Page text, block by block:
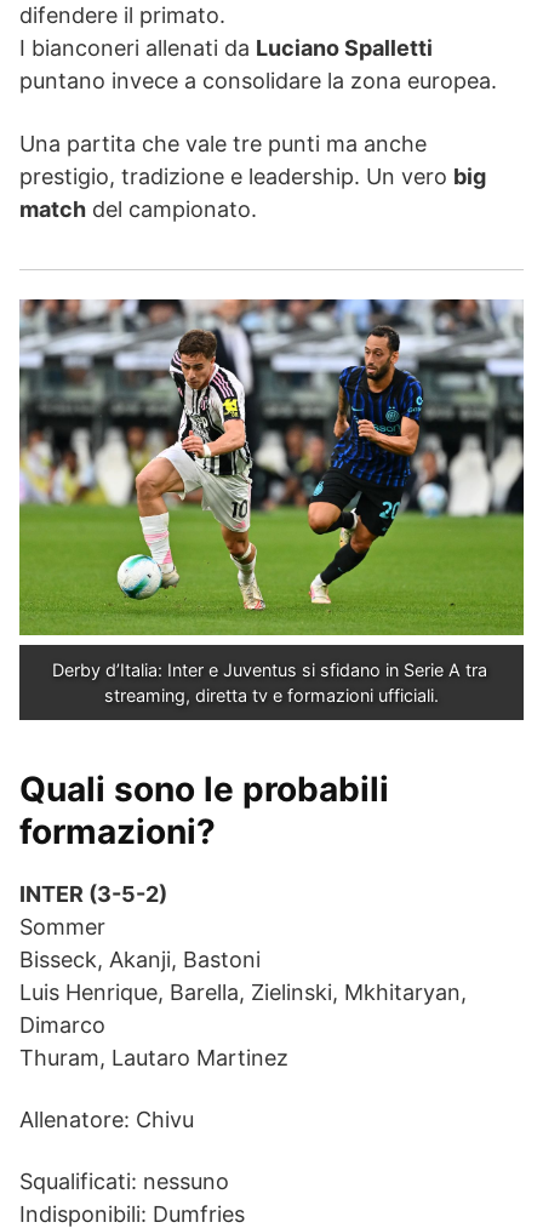
difendere il primato.
I bianconeri allenati da Luciano Spalletti
puntano invece a consolidare la zona europea.
Una partita che vale tre punti ma anche
prestigio, tradizione e leadership. Un vero big
match del campionato.
Derby d’Italia: Inter e Juventus si sfidano in Serie A tra
streaming, diretta tv e formazioni ufficiali.
Quali sono le probabili
formazioni?
INTER (3-5-2)
Sommer
Bisseck, Akanji, Bastoni
Luis Henrique, Barella, Zielinski, Mkhitaryan,
Dimarco
Thuram, Lautaro Martinez
Allenatore: Chivu
Squalificati: nessuno
Indisponibili: Dumfries